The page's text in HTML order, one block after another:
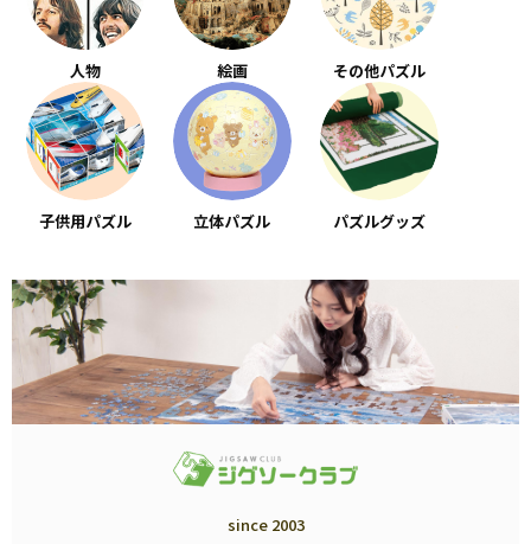
人物 絵画 その他パズル
子供用パズル 立体パズル パズルグッズ
since 2003